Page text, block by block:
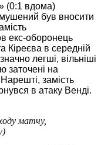
(0:1 вдома)
був вносити
екс-оборонець
Кіреєва в середній
легші, вільніші
заточені на
замість
в атаку Венді.
матчу,